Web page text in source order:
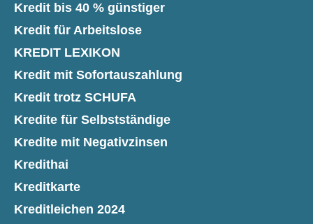
Kredit bis 40 % günstiger
Kredit für Arbeitslose
KREDIT LEXIKON
Kredit mit Sofortauszahlung
Kredit trotz SCHUFA
Kredite für Selbstständige
Kredite mit Negativzinsen
Kredithai
Kreditkarte
Kreditleichen 2024